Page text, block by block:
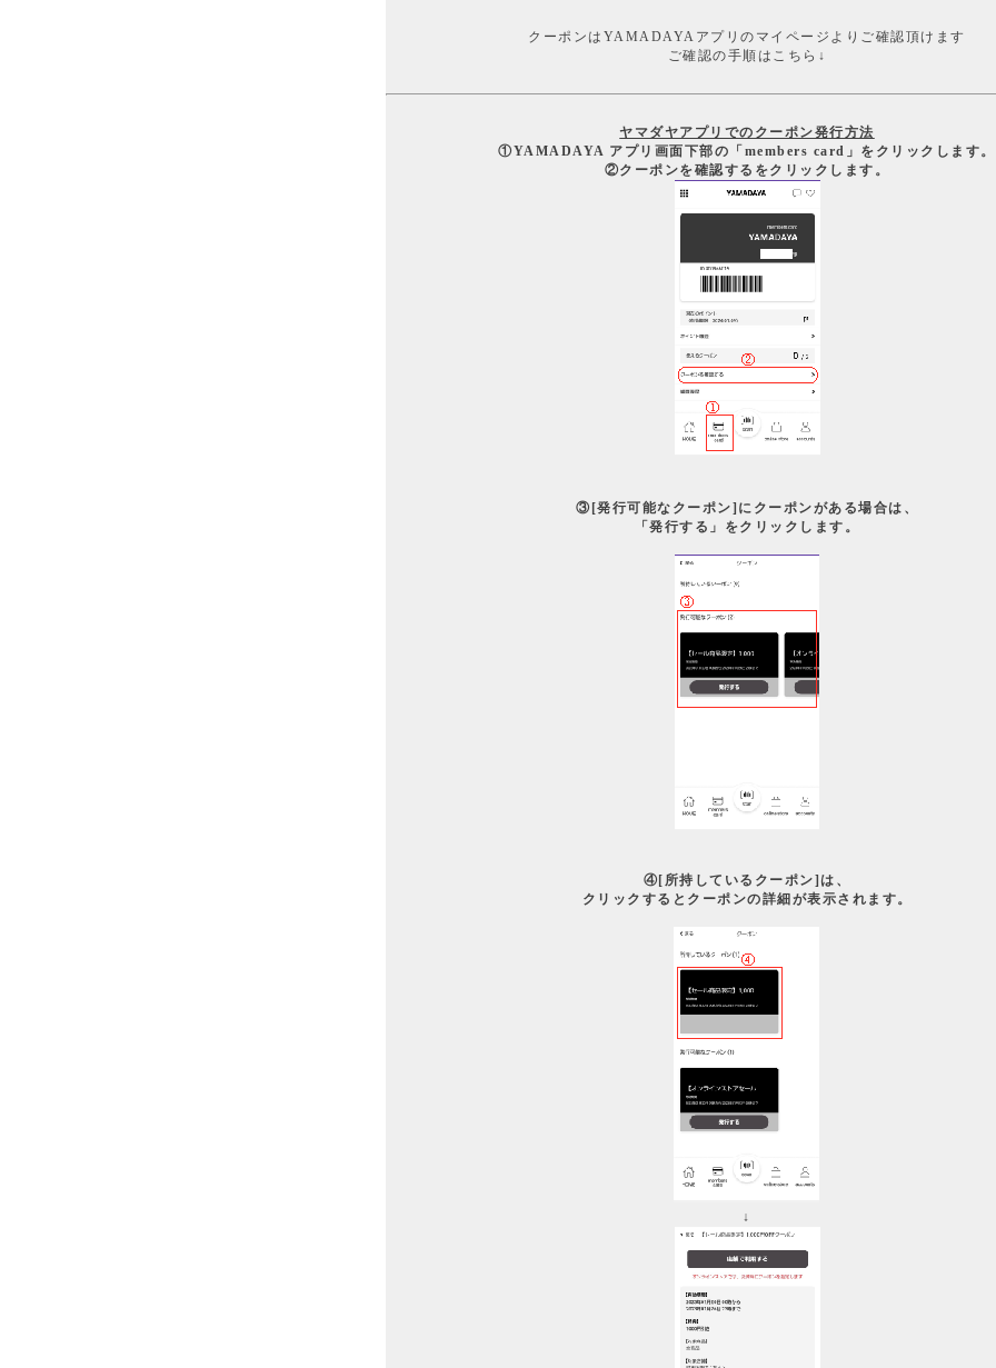
クーポンはYAMADAYAアプリのマイページよりご確認頂けます
ご確認の手順はこちら↓
ヤマダヤアプリでのクーポン発行方法
①YAMADAYA アプリ画面下部の「members card」をクリックします。
②クーポンを確認するをクリックします。
③[発行可能なクーポン]にクーポンがある場合は、
「発行する」をクリックします。
④[所持しているクーポン]は、
クリックするとクーポンの詳細が表示されます。
↓